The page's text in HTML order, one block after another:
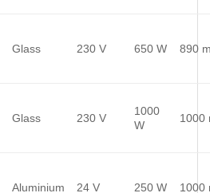
Glass 230 V 650 W 890
Glass 230 V
1000
W
1000
Aluminium 24 V 250 W 1000